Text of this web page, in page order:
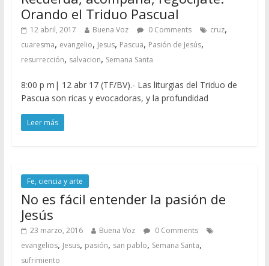
Orando el Triduo Pascual
12 abril, 2017 Buena Voz 0 Comments cruz,
cuaresma, evangelio, Jesus, Pascua, Pasión de Jesús,
resurrección, salvacion, Semana Santa
8:00 p m| 12 abr 17 (TF/BV).- Las liturgias del Triduo de
Pascua son ricas y evocadoras, y la profundidad
Leer más
Fe, ciencia y arte
No es fácil entender la pasión de
Jesús
23 marzo, 2016 Buena Voz
0 Comments
evangelios, Jesus, pasión, san pablo, Semana Santa,
sufrimiento